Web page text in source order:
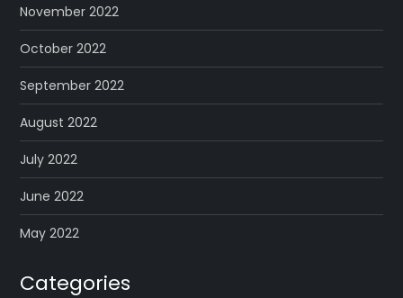
November 2022
October 2022
September 2022
August 2022
July 2022
June 2022
May 2022
Categories